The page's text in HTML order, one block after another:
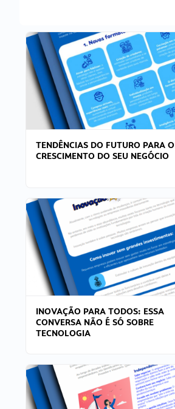
TENDÊNCIAS DO FUTURO PARA O
CRESCIMENTO DO SEU NEGÓCIO
INOVAÇÃO PARA TODOS: ESSA
CONVERSA NÃO É SÓ SOBRE
TECNOLOGIA